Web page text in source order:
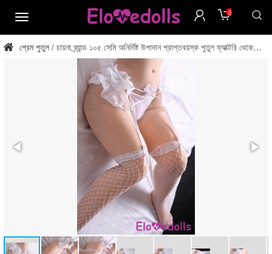
মেনু
0
প্রেম পুতুল / চায়না ব্র্যান্ড ১০৫ সেমি অনির্দিষ্ট উপাদান প্রাপ্তবয়স্ক পুতুল ফ্যাক্টরি থেকে